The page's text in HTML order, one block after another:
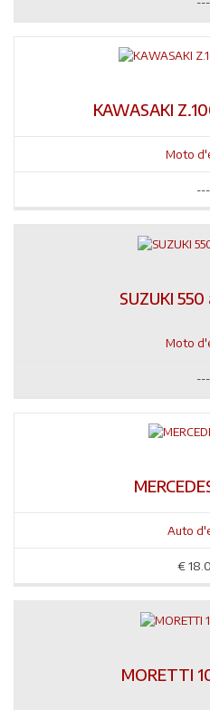
KAWASAKI
Moto
---
SUZUKI
Moto
---
Auto
€
MORETTI